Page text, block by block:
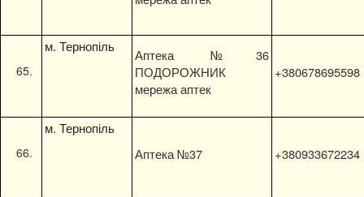
м. Тернопіль
Аптека №36
ПОДОРОЖНИК
мережа аптек
+380678695598
м. Тернопіль
Аптека №37 +380933672234